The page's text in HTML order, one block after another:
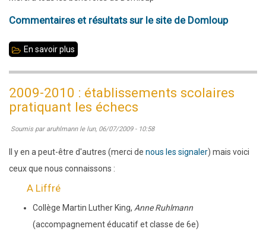
Betton
C
Commentaires et résultats sur le site de Domloup
En savoir plus
de
2009-2010 : établissements scolaires
pratiquant les échecs
Soumis par aruhlmannle lun, 06/07/2009 - 10:58
Il y en a peut-être d'autres (merci de nous les signaler) mais voici
ceux que nous connaissons :
A Liffré
Collège Martin Luther King, Anne Ruhlmann
(accompagnement éducatif et classe de 6e)